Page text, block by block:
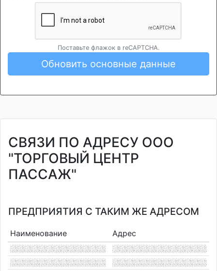
Поставьте флажок в reCAPTCHA.
Обновить основные данные
СВЯЗИ ПО АДРЕСУ ООО
"ТОРГОВЫЙ ЦЕНТР
ПАССАЖ"
ПРЕДПРИЯТИЯ С ТАКИМ ЖЕ АДРЕСОМ
Наименование Адрес